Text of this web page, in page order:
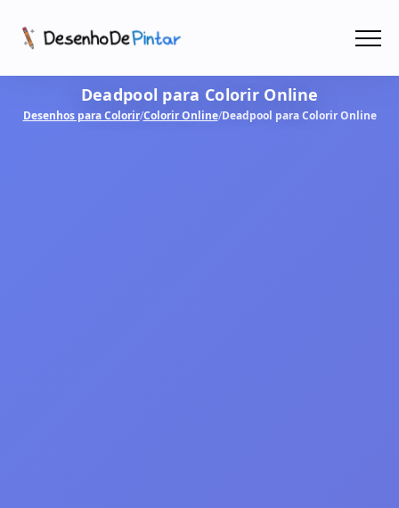
Coletâneas de Desenhos - PDF
Deadpool para Colorir Online
Desenhos para Colorir/Colorir Online/Deadpool para Colorir Online